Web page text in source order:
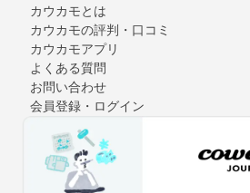
カウカモとは
カウカモの評判・口コミ
カウカモアプリ
よくある質問
お問い合わせ
会員登録・ログイン